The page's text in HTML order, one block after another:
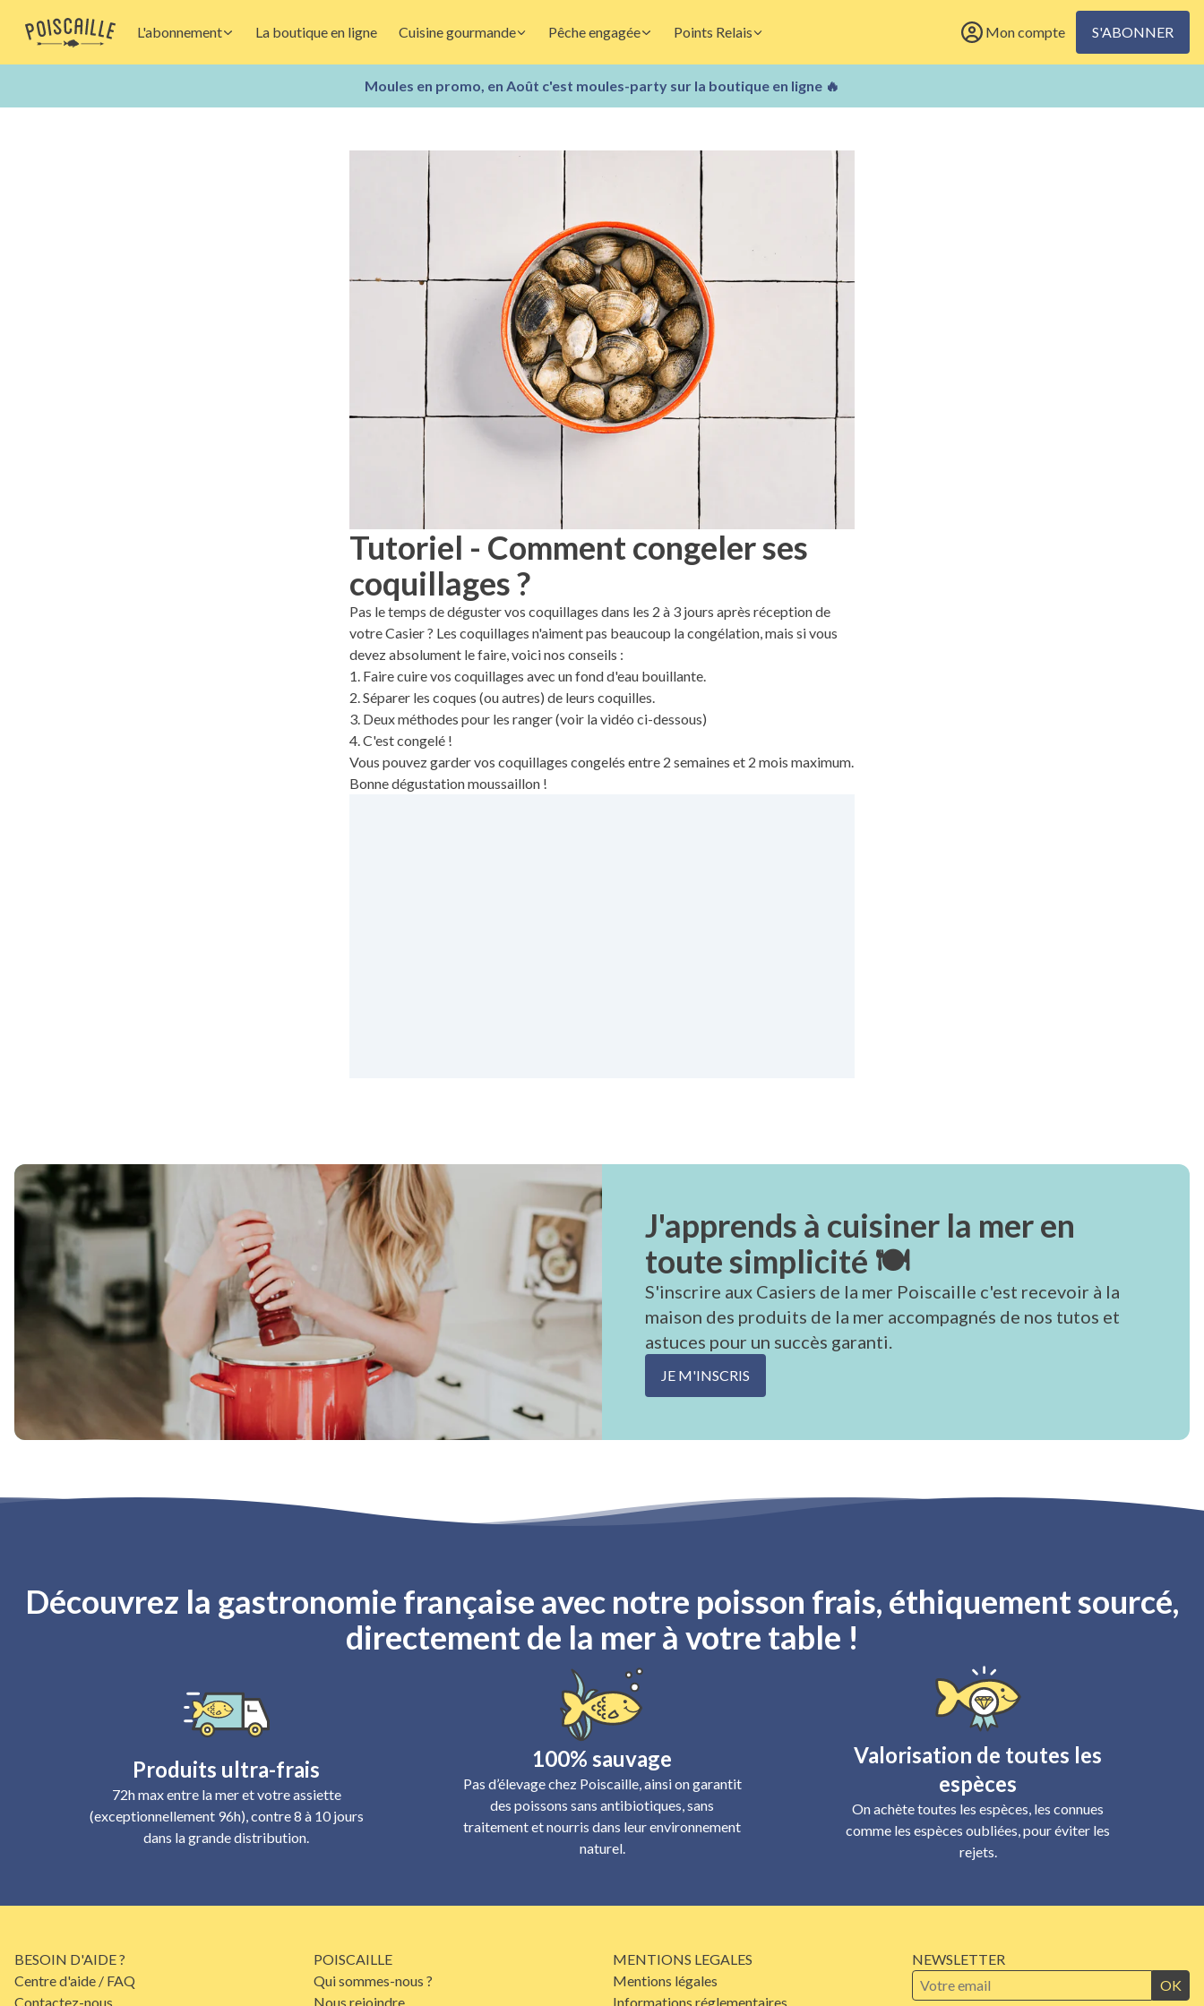
L'abonnement La boutique en ligne Cuisine gourmande Pêche engagée Points Relais Mon compte S'ABONNER
Moules en promo, en Août c'est moules-party sur la boutique en ligne 🔥
Tutoriel - Comment congeler ses
coquillages ?
Pas le temps de déguster vos coquillages dans les 2 à 3 jours après réception de
votre Casier ? Les coquillages n'aiment pas beaucoup la congélation, mais si vous
devez absolument le faire, voici nos conseils :
1. Faire cuire vos coquillages avec un fond d'eau bouillante.
2. Séparer les coques (ou autres) de leurs coquilles.
3. Deux méthodes pour les ranger (voir la vidéo ci-dessous)
4. C'est congelé !
Vous pouvez garder vos coquillages congelés entre 2 semaines et 2 mois maximum.
Bonne dégustation moussaillon !
J'apprends à cuisiner la mer en
toute simplicité 🍽
S'inscrire aux Casiers de la mer Poiscaille c'est recevoir à la
maison des produits de la mer accompagnés de nos tutos et
astuces pour un succès garanti.
JE M'INSCRIS
Découvrez la gastronomie française avec notre poisson frais, éthiquement sourcé,
directement de la mer à votre table !
Produits ultra-frais
72h max entre la mer et votre assiette
(exceptionnellement 96h), contre 8 à 10 jours
dans la grande distribution.
100% sauvage
Pas d’élevage chez Poiscaille, ainsi on garantit
des poissons sans antibiotiques, sans
traitement et nourris dans leur environnement
naturel.
Valorisation de toutes les
espèces
On achète toutes les espèces, les connues
comme les espèces oubliées, pour éviter les
rejets.
BESOIN D'AIDE ?
Centre d'aide / FAQ
Contactez-nous
POISCAILLE
Qui sommes-nous ?
Nous rejoindre
MENTIONS LEGALES
Mentions légales
Informations réglementaires
NEWSLETTER
OK